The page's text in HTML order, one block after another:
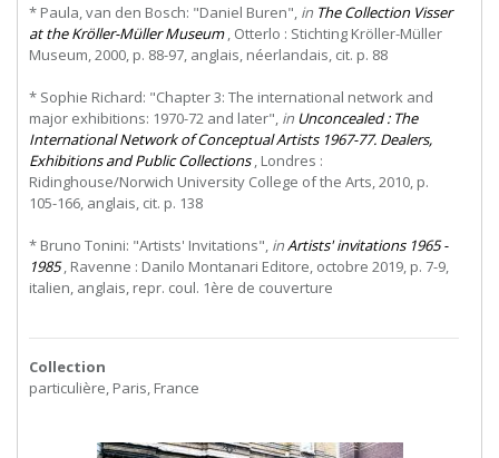
* Paula, van den Bosch: "Daniel Buren", in The Collection Visser
at the Kröller-Müller Museum, Otterlo : Stichting Kröller-Müller
Museum, 2000, p. 88-97, anglais, néerlandais, cit. p. 88
* Sophie Richard: "Chapter 3: The international network and
major exhibitions: 1970-72 and later", in Unconcealed : The
International Network of Conceptual Artists 1967-77. Dealers,
Exhibitions and Public Collections, Londres :
Ridinghouse/Norwich University College of the Arts, 2010, p.
105-166, anglais, cit. p. 138
* Bruno Tonini: "Artists' Invitations", inArtists' invitations 1965 -
1985, Ravenne : Danilo Montanari Editore, octobre 2019, p. 7-9,
italien, anglais, repr. coul. 1ère de couverture
Collection
particulière, Paris, France